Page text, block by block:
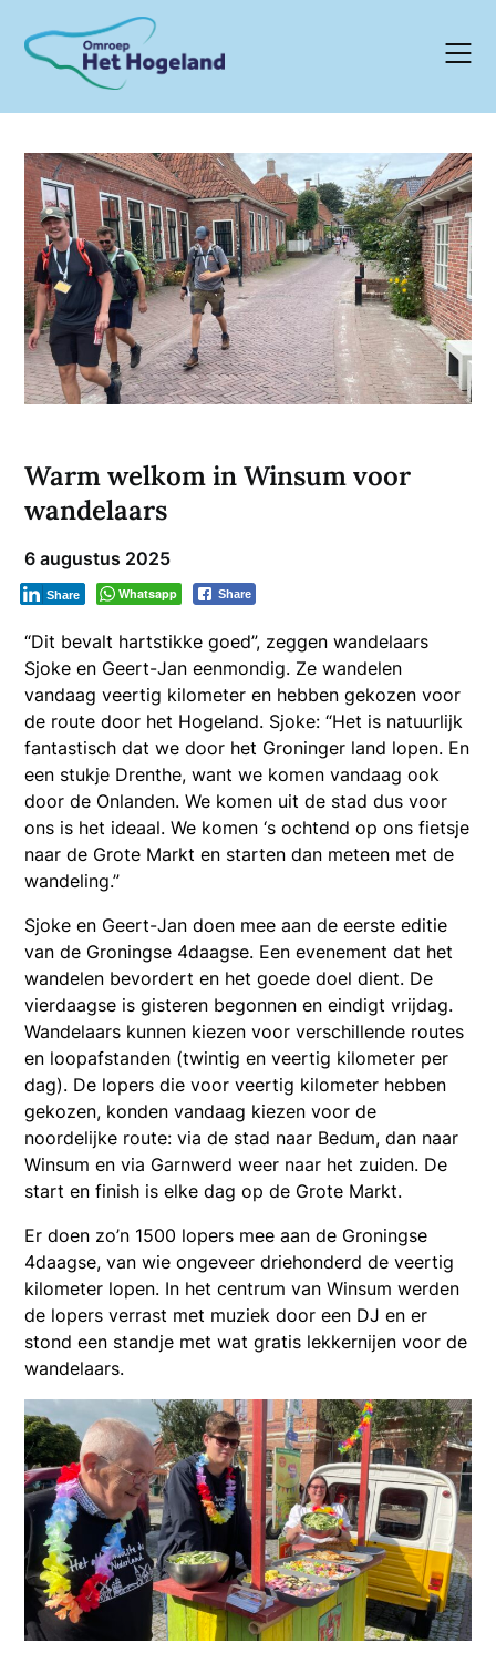
content
Warm welkom in Winsum voor
wandelaars
6 augustus 2025
Whatsapp Share
Share
“Dit bevalt hartstikke goed”, zeggen wandelaars
Sjoke en Geert-Jan eenmondig. Ze wandelen
vandaag veertig kilometer en hebben gekozen voor
de route door het Hogeland. Sjoke: “Het is natuurlijk
fantastisch dat we door het Groninger land lopen. En
een stukje Drenthe, want we komen vandaag ook
door de Onlanden. We komen uit de stad dus voor
ons is het ideaal. We komen ‘s ochtend op ons fietsje
naar de Grote Markt en starten dan meteen met de
wandeling.”
Sjoke en Geert-Jan doen mee aan de eerste editie
van de Groningse 4daagse. Een evenement dat het
wandelen bevordert en het goede doel dient. De
vierdaagse is gisteren begonnen en eindigt vrijdag.
Wandelaars kunnen kiezen voor verschillende routes
en loopafstanden (twintig en veertig kilometer per
dag). De lopers die voor veertig kilometer hebben
gekozen, konden vandaag kiezen voor de
noordelijke route: via de stad naar Bedum, dan naar
Winsum en via Garnwerd weer naar het zuiden. De
start en finish is elke dag op de Grote Markt.
Er doen zo’n 1500 lopers mee aan de Groningse
4daagse, van wie ongeveer driehonderd de veertig
kilometer lopen. In het centrum van Winsum werden
de lopers verrast met muziek door een DJ en er
stond een standje met wat gratis lekkernijen voor de
wandelaars.